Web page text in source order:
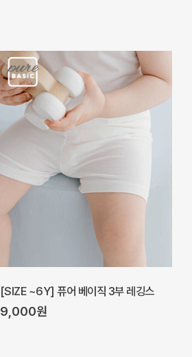
[SIZE ~6Y] 퓨어 베이직 3부 레깅스
9,000원